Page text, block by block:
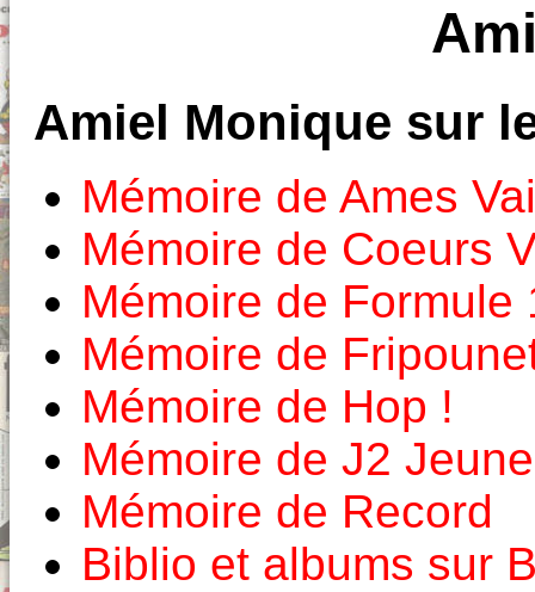
Amiel Monique sur
Mémoire de Ames
Mémoire de Coeurs
Mémoire de Formule
Mémoire de
Mémoire de Hop !
Mémoire de J2
Mémoire de Record
Biblio et albums sur